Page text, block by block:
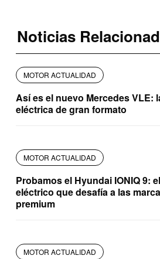
Noticias
MOTOR ACTUALIDAD
Así es el nuevo Mercedes VLE:
eléctrica de gran formato
MOTOR ACTUALIDAD
Probamos el Hyundai IONIQ 9:
eléctrico que desafía a las
premium
MOTOR ACTUALIDAD